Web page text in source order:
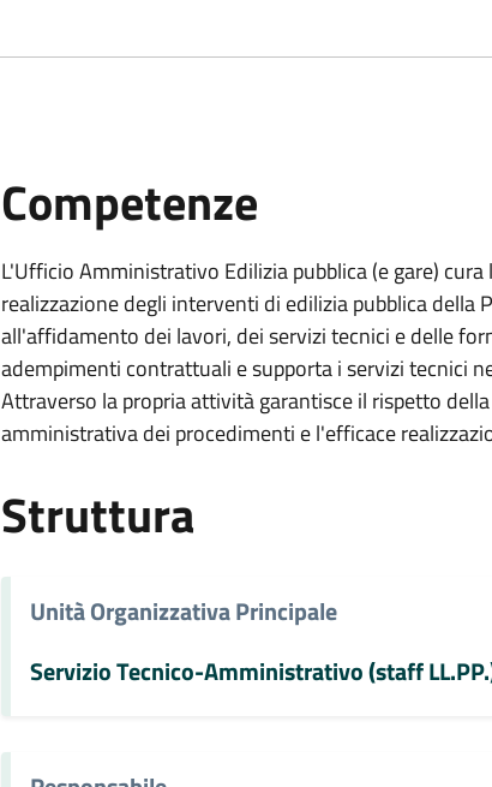
Competenze
L'Ufficio Amministrativo Edilizia pubblica (e gare)
realizzazione degli interventi di edilizia pubblica della
all'affidamento dei lavori, dei servizi tecnici e delle
adempimenti contrattuali e supporta i servizi tecnici
Attraverso la propria attività garantisce il rispetto
amministrativa dei procedimenti e l'efficace
Struttura
Unità Organizzativa Principale
Servizio Tecnico-Amministrativo (staff